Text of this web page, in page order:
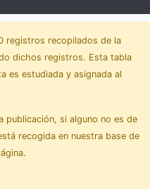
registros recopilados de la
dichos registros. Esta tabla
es estudiada y asignada al
publicación, si alguno no es de
recogida en nuestra base de